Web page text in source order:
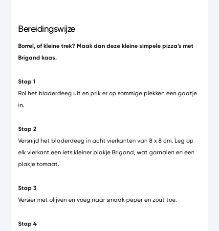
Bereidingswijze
Borrel, of kleine trek? Maak dan deze kleine simpele pizza’s met
Brigand kaas.
Stap 1
Rol het bladerdeeg uit en prik er op sommige plekken een gaatje
in.
Stap 2
Versnijd het bladerdeeg in acht vierkanten van 8 x 8 cm. Leg op
elk vierkant een iets kleiner plakje Brigand, wat garnalen en een
plakje tomaat.
Stap 3
Versier met olijven en voeg naar smaak peper en zout toe.
Stap 4